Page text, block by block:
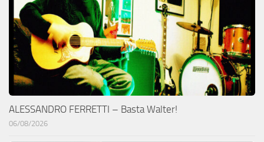
ALESSANDRO FERRETTI – Basta Walter!
06/08/2026